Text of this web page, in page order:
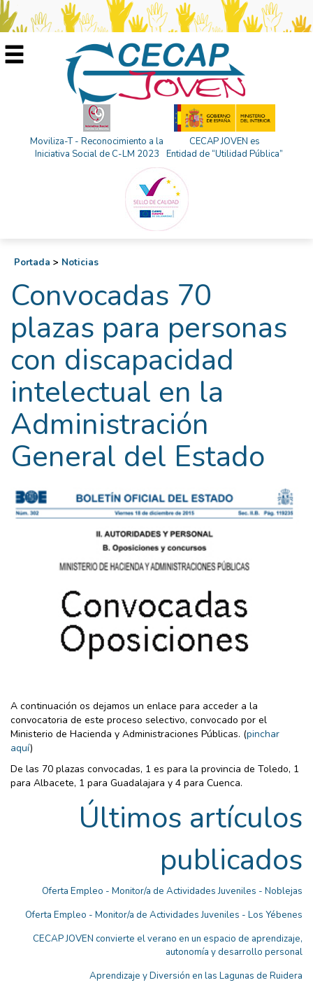
Moviliza-T - Reconocimiento a la
Iniciativa Social de C-LM 2023
CECAP JOVEN es
Entidad de “Utilidad Pública”
Portada > Noticias
Convocadas 70
plazas para personas
con discapacidad
intelectual en la
Administración
General del Estado
A continuación os dejamos un enlace para acceder a la
convocatoria de este proceso selectivo, convocado por el
Ministerio de Hacienda y Administraciones Públicas. (pinchar
aquí)
De las 70 plazas convocadas, 1 es para la provincia de Toledo, 1
para Albacete, 1 para Guadalajara y 4 para Cuenca.
Últimos artículos
publicados
Oferta Empleo - Monitor/a de Actividades Juveniles - Noblejas
Oferta Empleo - Monitor/a de Actividades Juveniles - Los Yébenes
CECAP JOVEN convierte el verano en un espacio de aprendizaje,
autonomía y desarrollo personal
Aprendizaje y Diversión en las Lagunas de Ruidera